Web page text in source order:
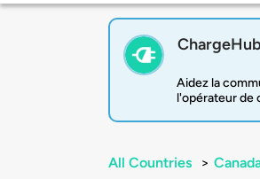
Aidez la
l'opérateur de
All Countries >